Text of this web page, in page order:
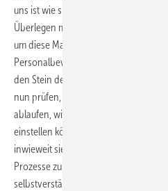
uns ist wie sie ist. Das müssen wir
Überlegen müssen wir nur, welche
um diese Mangelsituation zu
Personalbewirtschaftung effektiver
den Stein der Weisen finden. Ich
nun prüfen, wie ihre Prozesse zur
ablaufen, wie Auswahlverfahren
einstellen können, wie weit sie dabei
inwieweit sie auch künstliche
Prozesse zu vereinfachen und
selbstverständlich dürfen wir auch